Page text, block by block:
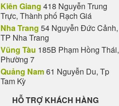
Kiên Giang 418 Nguyễn Trung
Trực, Thành phố Rạch Giá
Nha Trang 54 Nguyễn Đức Cảnh,
TP Nha Trang
Vũng Tàu 185B Phạm Hồng Thái,
Phường 7
Quảng Nam61 Nguyễn Du, Tp
Tam Kỳ
HỖ TRỢ KHÁCH HÀNG